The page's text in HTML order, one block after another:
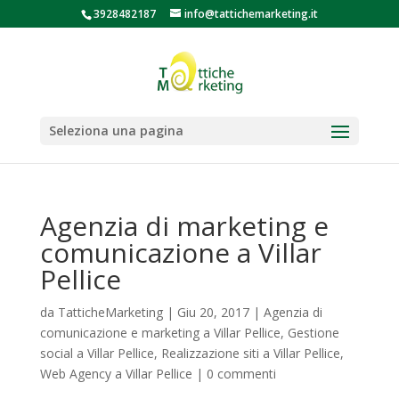
3928482187 info@tattichemarketing.it
Seleziona una pagina
Agenzia di marketing e
comunicazione a Villar
Pellice
da TatticheMarketing| Giu 20, 2017| Agenzia di
comunicazione e marketing a Villar Pellice, Gestione
social a Villar Pellice, Realizzazione siti a Villar Pellice,
Web Agency a Villar Pellice | 0 commenti